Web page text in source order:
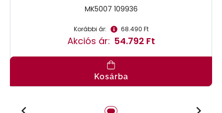
MK5007 109936
Korábbi ár: 68.490 Ft
Akciós ár: 54.792 Ft
Kosárba